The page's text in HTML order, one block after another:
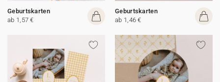
Geburtskarten
ab 1,57 €
Geburtskarten
ab 1,46 €